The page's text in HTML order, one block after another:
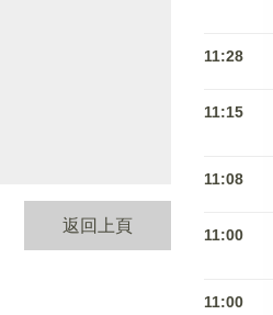
返回上頁
11:28
11:15
11:08
11:00
11:00